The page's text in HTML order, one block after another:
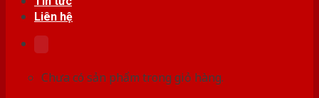
Liên hệ
Chưa có sản phẩm trong giỏ hàng.